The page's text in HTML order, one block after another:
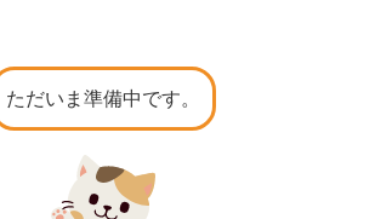
ただいま準備中です。